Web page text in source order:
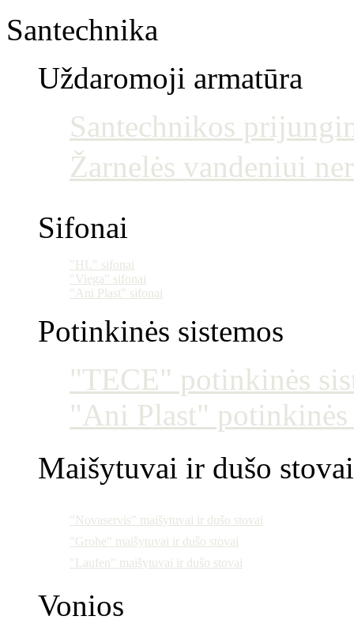
Santechnika
Uždaromoji armatūra
Santechnikos
Žarnelės vandeniui
Sifonai
"HL" sifonai
"Viega" sifonai
"Ani Plast" sifonai
Potinkinės sistemos
"TECE" potinkinės
"Ani Plast" potinkinės
Maišytuvai ir dušo stovai
"Novaservis" maišytuvai ir dušo stovai
"Grohe" maišytuvai ir dušo stovai
"Laufen" maišytuvai ir dušo stovai
Vonios